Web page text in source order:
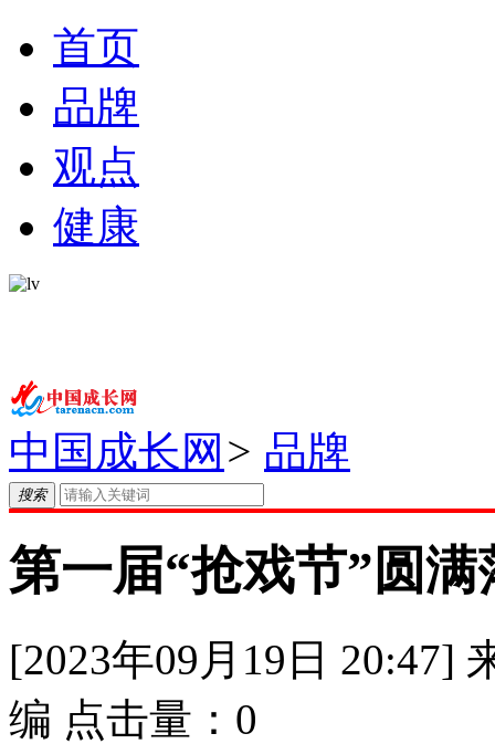
首页
品牌
观点
健康
中国成长网 > 品牌
搜索
第一届“抢戏节”圆满
[2023年09月19日 20:47]
编 点击量： 0